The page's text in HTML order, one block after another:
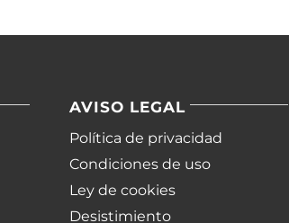
AVISO LEGAL
Política de privacidad
Condiciones de uso
Ley de cookies
Desistimiento